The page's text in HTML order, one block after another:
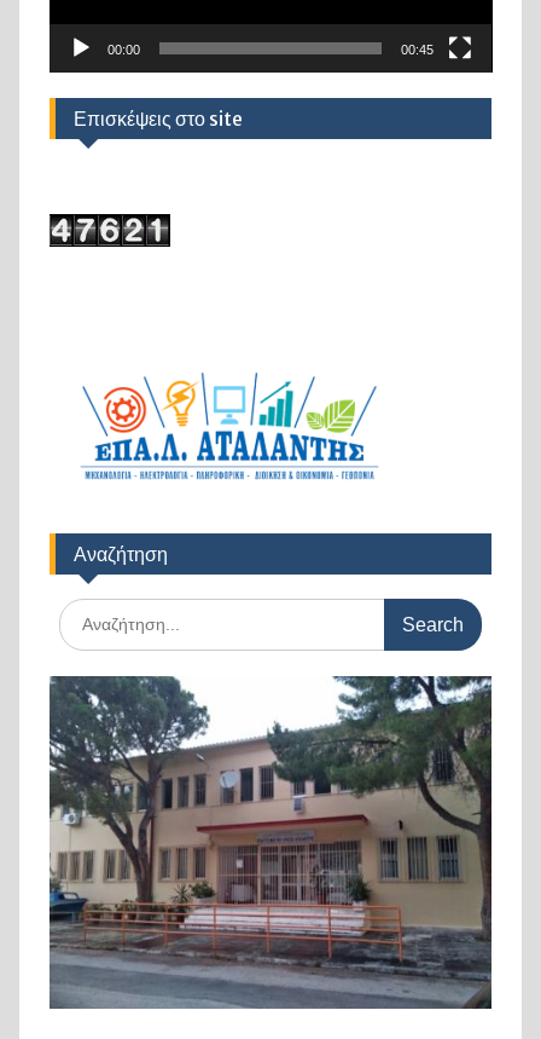
00:00 00:45
Επισκέψεις στο site
Αναζήτηση
Search
for: